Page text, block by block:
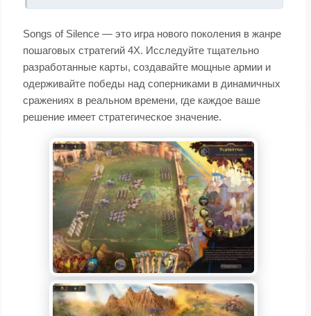
Songs of Silence — это игра нового поколения в жанре
пошаговых стратегий 4X. Исследуйте тщательно
разработанные карты, создавайте мощные армии и
одерживайте победы над соперниками в динамичных
сражениях в реальном времени, где каждое ваше
решение имеет стратегическое значение.